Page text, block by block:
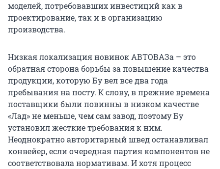
моделей, потребовавших инвестиций как в
проектирование, так и в организацию
производства.
Низкая локализация новинок АВТОВАЗа – это
обратная сторона борьбы за повышение качества
продукции, которую Бу вел все два года
пребывания на посту. К слову, в прежние времена
поставщики были повинны в низком качестве
«Лад» не меньше, чем сам завод, поэтому Бу
установил жесткие требования к ним.
Неоднократно авторитарный швед останавливал
конвейер, если очередная партия компонентов не
соответствовала нормативам. И хотя процесс